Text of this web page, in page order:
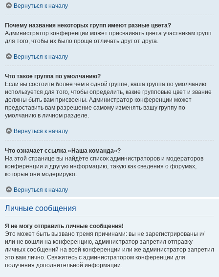
Вернуться к началу
Почему названия некоторых групп имеют разные цвета?
Администратор конференции может присваивать цвета участникам групп
для того, чтобы их было проще отличать друг от друга.
Вернуться к началу
Что такое группа по умолчанию?
Если вы состоите более чем в одной группе, ваша группа по умолчанию
используется для того, чтобы определить, какие групповые цвет и звание
должны быть вам присвоены. Администратор конференции может
предоставить вам разрешение самому изменять вашу группу по
умолчанию в личном разделе.
Вернуться к началу
Что означает ссылка «Наша команда»?
На этой странице вы найдёте список администраторов и модераторов
конференции и другую информацию, такую как сведения о форумах,
которые они модерируют.
Вернуться к началу
Личные сообщения
Я не могу отправить личные сообщения!
Это может быть вызвано тремя причинами: вы не зарегистрированы и/
или не вошли на конференцию, администратор запретил отправку
личных сообщений на всей конференции или же администратор запретил
это вам лично. Свяжитесь с администратором конференции для
получения дополнительной информации.